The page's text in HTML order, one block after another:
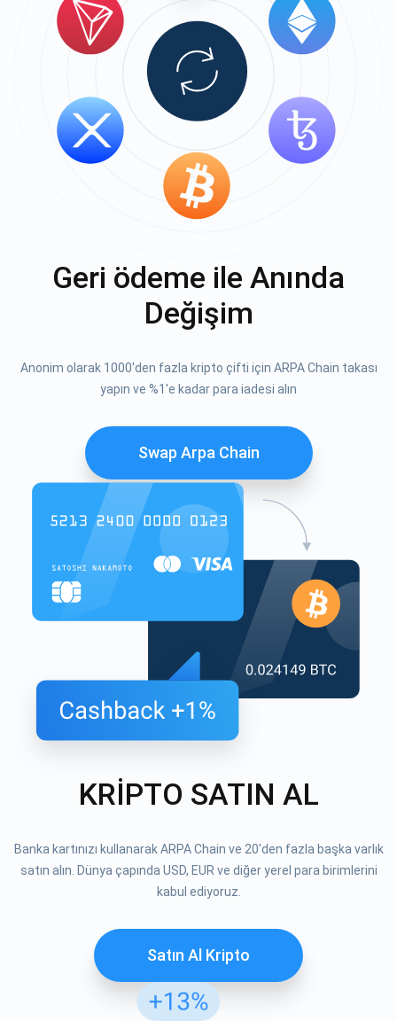
Geri ödeme ile Anında
Değişim
Anonim olarak 1000'den fazla kripto çifti için ARPA Chain takası
yapın ve %1'e kadar para iadesi alın
Swap Arpa Chain
KRİPTO SATIN AL
Banka kartınızı kullanarak ARPA Chain ve 20'den fazla başka varlık
satın alın. Dünya çapında USD, EUR ve diğer yerel para birimlerini
kabul ediyoruz.
Satın Al Kripto